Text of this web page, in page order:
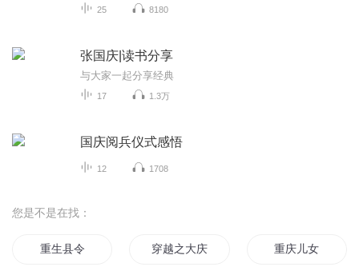
25 8180
张国庆|读书分享
与大家一起分享经典
17 1.3万
国庆阅兵仪式感悟
12 1708
您是不是在找：
重生县令 穿越之大庆帝国 重庆儿女